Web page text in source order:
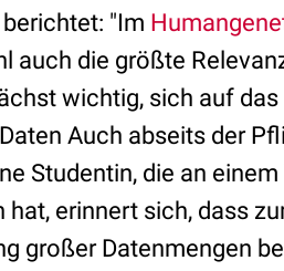
"Im
auch die größte
wichtig, sich auf
Auch abseits der
Studentin, die an
erinnert sich, dass
großer Datenmengen